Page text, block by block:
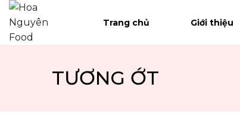
Trang chủ
Sản phẩm
Trang chủ Giới thiệu
TƯƠNG ỚT